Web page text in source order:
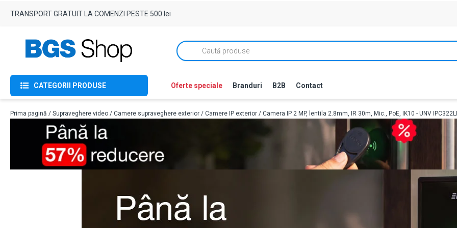
TRANSPORT GRATUIT LA COMENZI PESTE 500 lei
Products
search
CATEGORII PRODUSE Oferte speciale Branduri B2B Contact
Prima pagină / Supraveghere video / Camere supraveghere exterior / Camere IP exterior / Camera IP 2 MP, lentila 2.8mm, IR 30m, Mic., PoE, IK10 - UNV